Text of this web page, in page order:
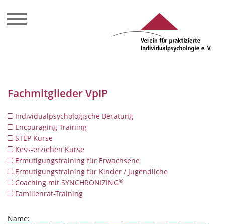
Fachmitglieder VpIP
Individualpsychologische Beratung
Encouraging-Training
STEP Kurse
Kess-erziehen Kurse
Ermutigungstraining für Erwachsene
Ermutigungstraining für Kinder / Jugendliche
Coaching mit SYNCHRONIZING®
Familienrat-Training
Name: